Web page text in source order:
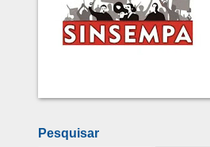
Pesquisar